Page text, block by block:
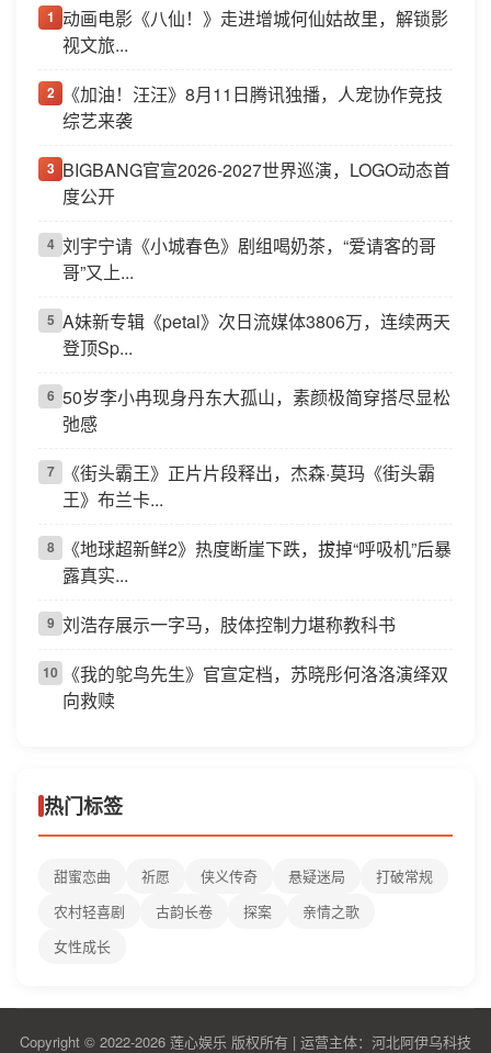
1 动画电影《八仙！》走进增城何仙姑故里，解锁影
视文旅...
2
《加油！汪汪》8月11日腾讯独播，人宠协作竞技
综艺来袭
3 BIGBANG官宣2026-2027世界巡演，LOGO动态首
度公开
4 刘宇宁请《小城春色》剧组喝奶茶，“爱请客的哥
哥”又上...
5 A妹新专辑《petal》次日流媒体3806万，连续两天
登顶Sp...
6 50岁李小冉现身丹东大孤山，素颜极简穿搭尽显松
弛感
7
《街头霸王》正片片段释出，杰森·莫玛《街头霸
王》布兰卡...
8
《地球超新鲜2》热度断崖下跌，拔掉“呼吸机”后暴
露真实...
9 刘浩存展示一字马，肢体控制力堪称教科书
10
《我的鸵鸟先生》官宣定档，苏晓彤何洛洛演绎双
向救赎
热门标签
甜蜜恋曲 祈愿 侠义传奇 悬疑迷局
打破常规
农村轻喜剧
古韵长卷 探案
亲情之歌
女性成长
Copyright © 2022-2026 莲心娱乐 版权所有 | 运营主体：河北阿伊乌科技